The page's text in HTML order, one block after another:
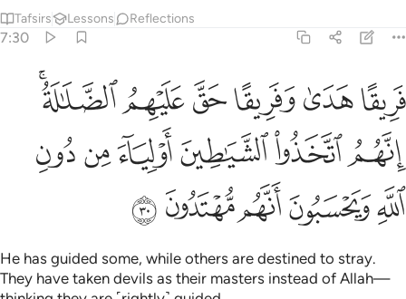
Tafsirs Lessons Reflections
7:30
فريقا هدى وفريقا حق عليهم الضلالة انهم اتخذوا الشياطين اولياء من
فَرِيقًا هَدَىٰ وَفَرِيقًا حَقَّ عَلَيْهِمُ ٱلضَّلَـٰلَةُ ۗ إِنَّهُمُ ٱتَّخَذُوا۟ ٱلشَّيَـٰطِينَ
ﳇﳈﳉﳊﳋﳌﳍ
ﳎﳏﳐﳑﳒﳓ
ﳔﳕﳖﳗﳘ
He has guided some, while others are destined to stray.
They have taken devils as their masters instead of Allah—